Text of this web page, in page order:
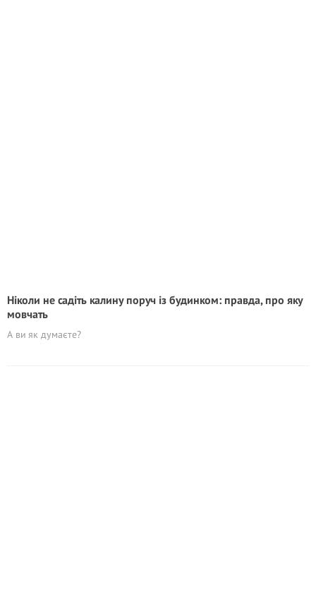
Ніколи не садіть калину поруч із будинком: правда, про яку
мовчать
А ви як думаєте?